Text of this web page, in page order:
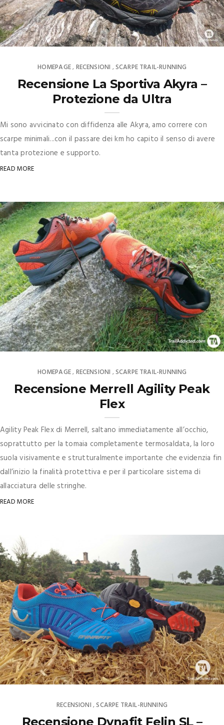
HOMEPAGE, RECENSIONI ,SCARPE TRAIL-RUNNING
Recensione La Sportiva Akyra –
Protezione da Ultra
Mi sono avvicinato con diffidenza alle Akyra, amo correre con
scarpe minimali...con il passare dei km ho capito il senso di avere
tanta protezione e supporto.
READ MORE
HOMEPAGE, RECENSIONI ,SCARPE TRAIL-RUNNING
Recensione Merrell Agility Peak
Flex
Agility Peak Flex di Merrell, saltano immediatamente all’occhio,
soprattutto per la tomaia completamente termosaldata, la loro
suola visivamente e strutturalmente importante che evidenzia fin
dall’inizio la finalità protettiva e per il particolare sistema di
allacciatura delle stringhe.
READ MORE
RECENSIONI ,SCARPE TRAIL-RUNNING
Recensione Dynafit Felin SL –